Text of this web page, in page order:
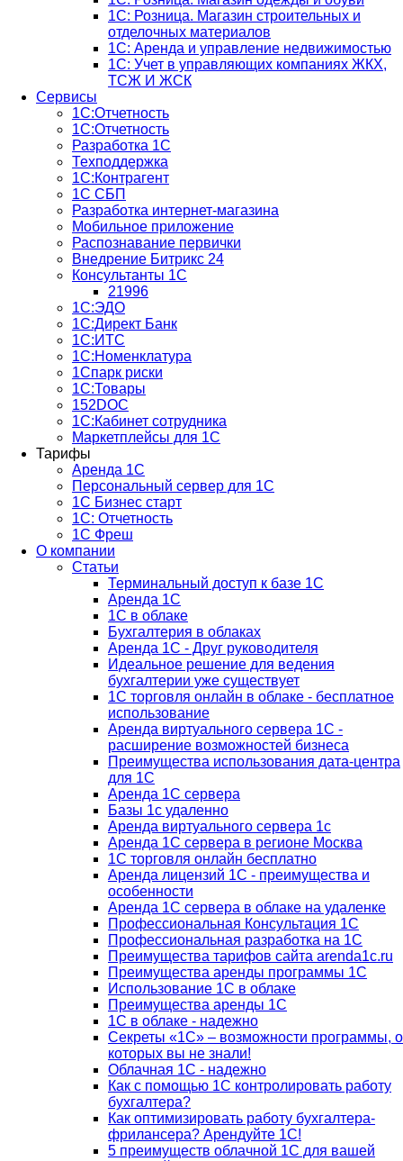
1С: Розница. Магазин строительных и
отделочных материалов
1С: Аренда и управление недвижимостью
1C: Учет в управляющих компаниях ЖКХ,
ТСЖ И ЖСК
Сервисы
1С:Отчетность
1С:Отчетность
Разработка 1С
Техподдержка
1С:Контрагент
1С СБП
Разработка интернет-магазина
Мобильное приложение
Распознавание первички
Внедрение Битрикс 24
Консультанты 1С
21996
1С:ЭДО
1С:Директ Банк
1С:ИТС
1С:Номенклатура
1Спарк риски
1С:Товары
152DOC
1С:Кабинет сотрудника
Маркетплейсы для 1С
Тарифы
Аренда 1С
Персональный сервер для 1С
1С Бизнес старт
1С: Отчетность
1C Фреш
О компании
Статьи
Терминальный доступ к базе 1С
Аренда 1С
1С в облаке
Бухгалтерия в облаках
Аренда 1С - Друг руководителя
Идеальное решение для ведения
бухгалтерии уже существует
1С торговля онлайн в облаке - бесплатное
использование
Аренда виртуального сервера 1С -
расширение возможностей бизнеса
Преимущества использования дата-центра
для 1С
Аренда 1С сервера
Базы 1с удаленно
Аренда виртуального сервера 1с
Аренда 1С сервера в регионе Москва
1С торговля онлайн бесплатно
Аренда лицензий 1С - преимущества и
особенности
Аренда 1С сервера в облаке на удаленке
Профессиональная Консультация 1С
Профессиональная разработка на 1С
Преимущества тарифов сайта arenda1c.ru
Преимущества аренды программы 1С
Использование 1С в облаке
Преимущества аренды 1С
1С в облаке - надежно
Секреты «1С» – возможности программы, о
которых вы не знали!
Облачная 1С - надежно
Как с помощью 1С контролировать работу
бухгалтера?
Как оптимизировать работу бухгалтера-
фрилансера? Арендуйте 1С!
5 преимуществ облачной 1С для вашей